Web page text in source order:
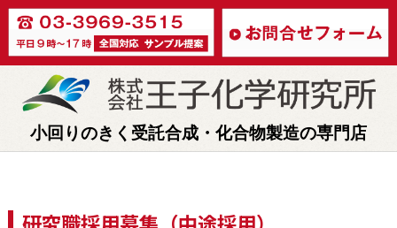
小回りのきく受託合成・化合物製造の専門店